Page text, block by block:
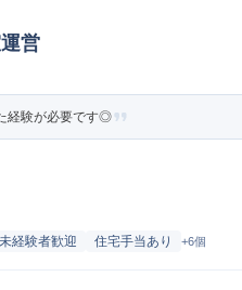
営
経験が必要です◎
未経験者歓迎 住宅手当あり +6個